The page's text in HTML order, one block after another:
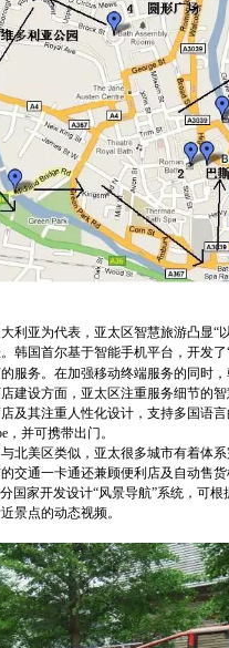
利亚为代表，亚太区智慧旅游凸显“
韩国首尔基于智能手机平台，开发了
服务。在加强移动终端服务的同时
建设方面，亚太区注重服务细节的智
及其注重人性化设计，支持多国语
，并可携带出门。
北美区类似，亚太很多城市有着体
交通一卡通还兼顾便利店及自动售
分国家开发设计“风景导航”系统，可
景点的动态视频。